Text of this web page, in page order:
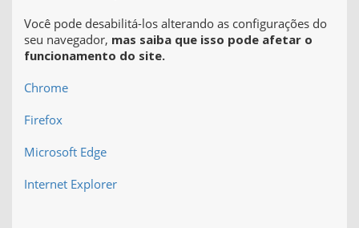
Você pode desabilitá-los alterando as configurações do
seu navegador, mas saiba que isso pode afetar o
funcionamento do site.
Chrome
Firefox
Microsoft Edge
Internet Explorer